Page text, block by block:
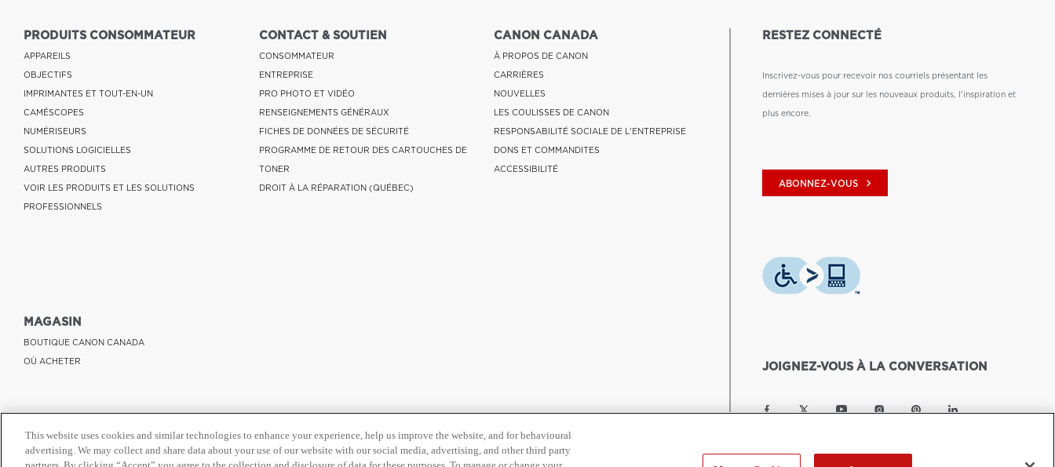
PRODUITS CONSOMMATEUR
APPAREILS
OBJECTIFS
IMPRIMANTES ET TOUT-EN-UN
CAMÉSCOPES
NUMÉRISEURS
SOLUTIONS LOGICIELLES
AUTRES PRODUITS
VOIR LES PRODUITS ET LES SOLUTIONS
PROFESSIONNELS
CONTACT & SOUTIEN
CONSOMMATEUR
ENTREPRISE
PRO PHOTO ET VIDÉO
RENSEIGNEMENTS GÉNÉRAUX
FICHES DE DONNÉES DE SÉCURITÉ
PROGRAMME DE RETOUR DES CARTOUCHES DE
TONER
DROIT À LA RÉPARATION (QUÉBEC)
CANON CANADA
À PROPOS DE CANON
CARRIÈRES
NOUVELLES
LES COULISSES DE CANON
RESPONSABILITÉ SOCIALE DE L'ENTREPRISE
DONS ET COMMANDITES
ACCESSIBILITÉ
MAGASIN
BOUTIQUE CANON CANADA
OÙ ACHETER
RESTEZ CONNECTÉ
Inscrivez-vous pour recevoir nos courriels présentant les
dernières mises à jour sur les nouveaux produits, l'inspiration et
plus encore.
ABONNEZ-VOUS keyboard_arrow_right
JOIGNEZ-VOUS À LA CONVERSATION
This website uses cookies and similar technologies to enhance your experience, help us improve the website, and for behavioural
advertising. We may collect and share data about your use of our website with our social media, advertising, and other third party